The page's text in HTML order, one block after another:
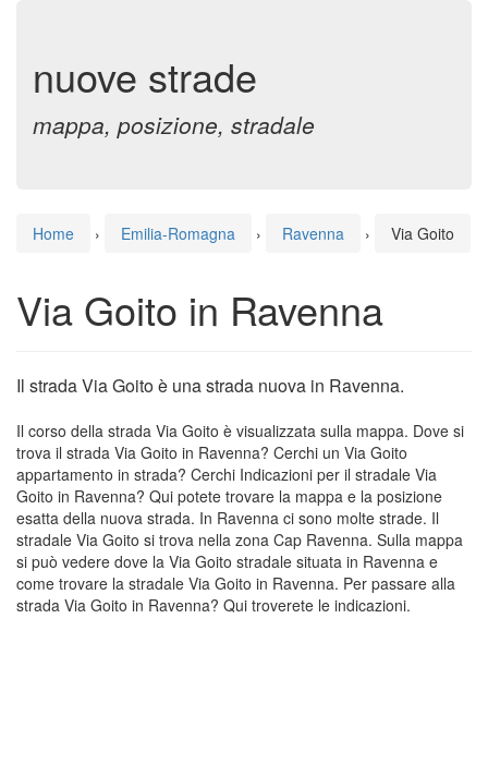
nuove strade
mappa, posizione, stradale
Home › Emilia-Romagna › Ravenna › Via Goito
Via Goito in Ravenna
Il strada Via Goito è una strada nuova in Ravenna.
Il corso della strada Via Goito è visualizzata sulla mappa. Dove si
trova il strada Via Goito in Ravenna? Cerchi un Via Goito
appartamento in strada? Cerchi Indicazioni per il stradale Via
Goito in Ravenna? Qui potete trovare la mappa e la posizione
esatta della nuova strada. In Ravenna ci sono molte strade. Il
stradale Via Goito si trova nella zona Cap Ravenna. Sulla mappa
si può vedere dove la Via Goito stradale situata in Ravenna e
come trovare la stradale Via Goito in Ravenna. Per passare alla
strada Via Goito in Ravenna? Qui troverete le indicazioni.